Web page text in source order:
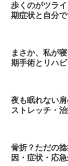
歩くのがツラ
期症状と自分
まさか、私が
期手術とリハ
夜も眠れない
ストレッチ・
骨折？ただの
因・症状・応